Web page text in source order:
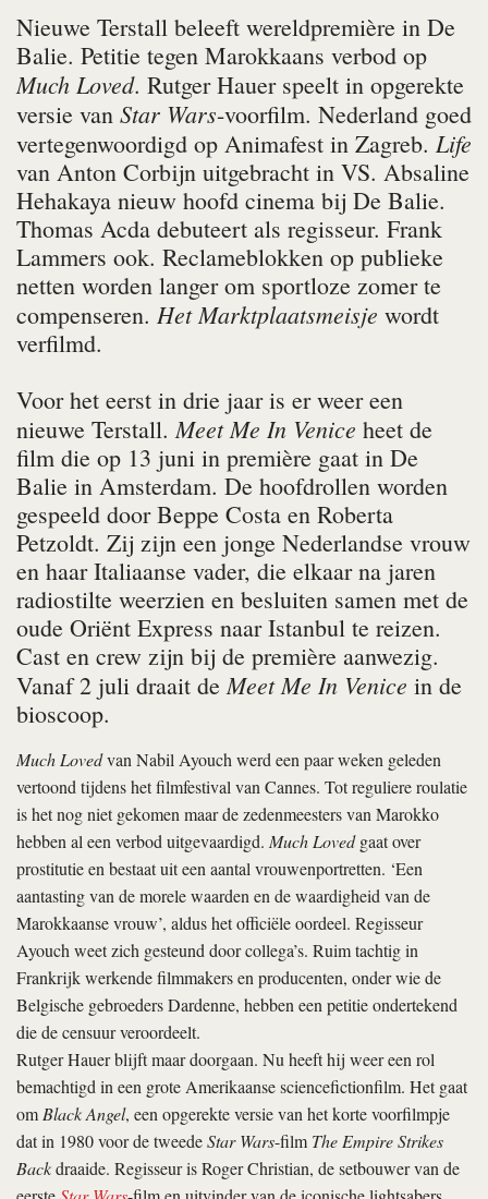
Nieuwe Terstall beleeft wereldpremière in De
Balie. Petitie tegen Marokkaans verbod op
Much Loved. Rutger Hauer speelt in opgerekte
versie van Star Wars-voorfilm. Nederland goed
vertegenwoordigd op Animafest in Zagreb. Life
van Anton Corbijn uitgebracht in VS. Absaline
Hehakaya nieuw hoofd cinema bij De Balie.
Thomas Acda debuteert als regisseur. Frank
Lammers ook. Reclameblokken op publieke
netten worden langer om sportloze zomer te
compenseren. Het Marktplaatsmeisje wordt
verfilmd.
Voor het eerst in drie jaar is er weer een
nieuwe Terstall.Meet Me In Venice heet de
film die op 13 juni in première gaat in De
Balie in Amsterdam. De hoofdrollen worden
gespeeld door Beppe Costa en Roberta
Petzoldt. Zij zijn een jonge Nederlandse vrouw
en haar Italiaanse vader, die elkaar na jaren
radiostilte weerzien en besluiten samen met de
oude Oriënt Express naar Istanbul te reizen.
Cast en crew zijn bij de première aanwezig.
Vanaf 2 juli draait deMeet Me In Venice in de
bioscoop.
Much Lovedvan Nabil Ayouch werd een paar weken geleden
vertoond tijdens het filmfestival van Cannes. Tot reguliere roulatie
is het nog niet gekomen maar de zedenmeesters van Marokko
hebben al een verbod uitgevaardigd. Much Lovedgaat over
prostitutie en bestaat uit een aantal vrouwenportretten. ‘Een
aantasting van de morele waarden en de waardigheid van de
Marokkaanse vrouw’, aldus het officiële oordeel. Regisseur
Ayouch weet zich gesteund door collega’s. Ruim tachtig in
Frankrijk werkende filmmakers en producenten, onder wie de
Belgische gebroeders Dardenne, hebben een petitie ondertekend
die de censuur veroordeelt.
Rutger Hauer blijft maar doorgaan. Nu heeft hij weer een rol
bemachtigd in een grote Amerikaanse sciencefictionfilm. Het gaat
omBlack Angel, een opgerekte versie van het korte voorfilmpje
dat in 1980 voor de tweedeStar Wars-film The Empire Strikes
Backdraaide. Regisseur is Roger Christian, de setbouwer van de